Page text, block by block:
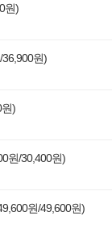
원)
원)
)
원/30,400원)
원/49,600원)